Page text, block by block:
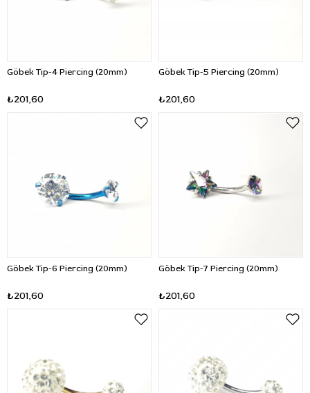
Göbek Tip-4 Piercing (20mm)
₺201,60
Göbek Tip-5 Piercing (20mm)
₺201,60
Göbek Tip-6 Piercing (20mm)
₺201,60
Göbek Tip-7 Piercing (20mm)
₺201,60